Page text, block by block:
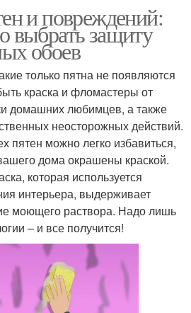
и повреждений:
выбрать защиту
обоев
только пятна не появляются
краска и фломастеры от
домашних любимцев, а также
неосторожных действий.
пятен можно легко избавиться,
дома окрашены краской.
которая используется
интерьера, выдерживает
моющего раствора. Надо лишь
– и все получится!